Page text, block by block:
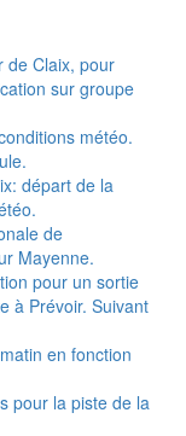
de Claix, pour
sur groupe
météo.
départ de la
de
Mayenne.
pour un sortie
à Prévoir. Suivant
en fonction
pour la piste de la